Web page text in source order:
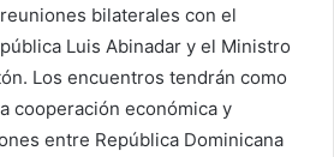
bilaterales con el
Luis Abinadar y el Ministro
Los encuentros tendrán como
cooperación económica y
entre República Dominicana